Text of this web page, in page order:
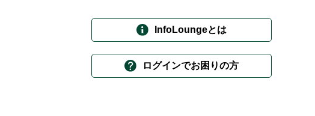
InfoLoungeとは
ログインでお困りの方